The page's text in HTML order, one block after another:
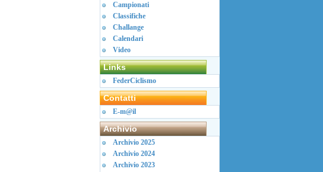
Campionati
Classifiche
Challange
Calendari
Video
Links
FederCiclismo
Contatti
E-m@il
Archivio
Archivio 2025
Archivio 2024
Archivio 2023